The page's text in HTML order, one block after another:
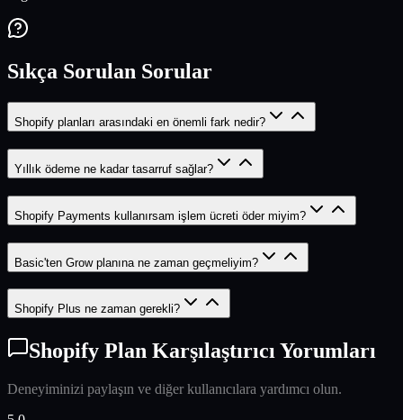
Sıkça Sorulan Sorular
Shopify planları arasındaki en önemli fark nedir?
Yıllık ödeme ne kadar tasarruf sağlar?
Shopify Payments kullanırsam işlem ücreti öder miyim?
Basic'ten Grow planına ne zaman geçmeliyim?
Shopify Plus ne zaman gerekli?
Shopify Plan Karşılaştırıcı Yorumları
Deneyiminizi paylaşın ve diğer kullanıcılara yardımcı olun.